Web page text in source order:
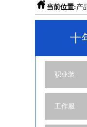
 当前位置:产
十
职业装
工作服